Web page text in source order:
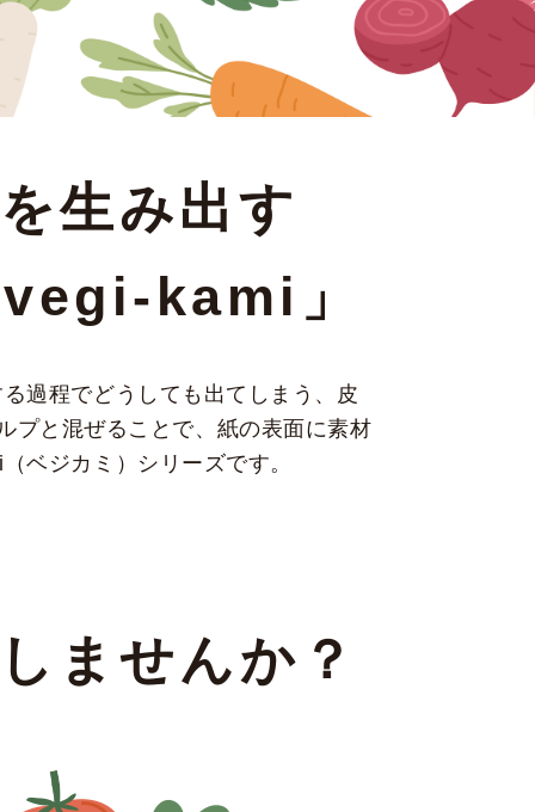
生み出す
kami」
過程でどうしても出てしまう、皮
プと混ぜることで、紙の表面に素材
ベジカミ）シリーズです。
ませんか？